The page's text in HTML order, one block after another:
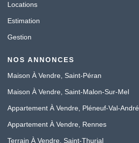
Locations
Estimation
Gestion
NOS ANNONCES
Maison À Vendre, Saint-Péran
Maison À Vendre, Saint-Malon-Sur-Mel
Appartement À Vendre, Pléneuf-Val-André
Appartement À Vendre, Rennes
Terrain À Vendre, Saint-Thurial